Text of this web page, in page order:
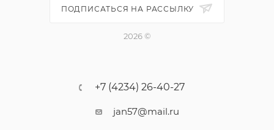
ПОДПИСАТЬСЯ НА РАССЫЛКУ
2026 ©
+7 (4234) 26-40-27
jan57@mail.ru